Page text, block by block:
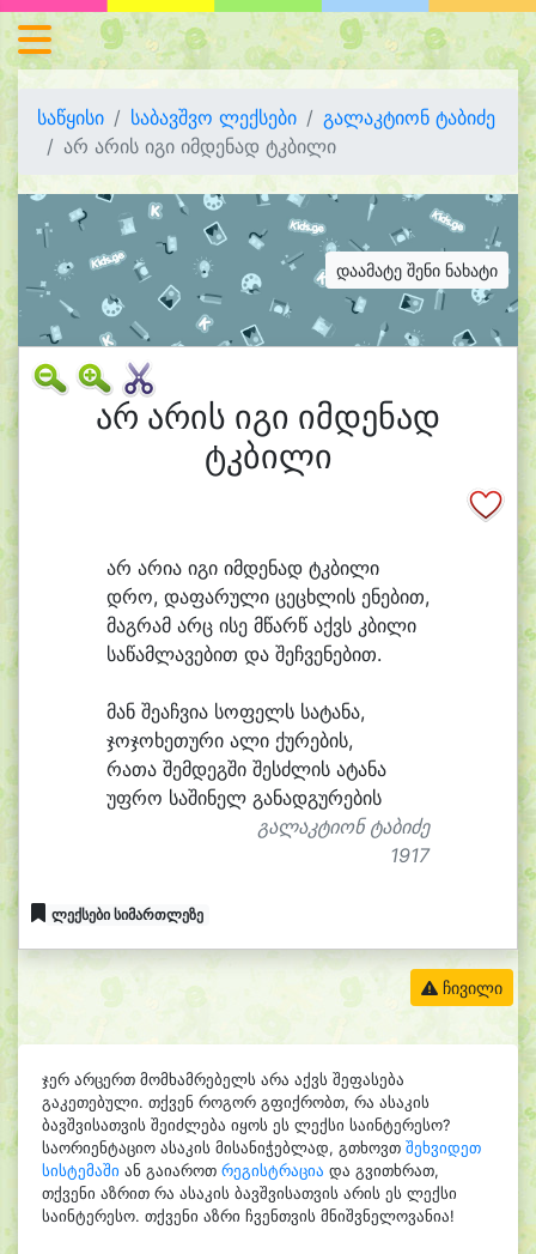
საწყისი საბავშვო ლექსები
გალაკტიონ ტაბიძე
არ არის იგი იმდენად ტკბილი
დაამატე შენი ნახატი
არ არის იგი იმდენად
ტკბილი
არ არია იგი იმდენად ტკბილი
დრო, დაფარული ცეცხლის ენებით,
მაგრამ არც ისე მწარწ აქვს კბილი
საწამლავებით და შეჩვენებით.
მან შეაჩვია სოფელს სატანა,
ჯოჯოხეთური ალი ქურების,
რათა შემდეგში შესძლის ატანა
უფრო საშინელ განადგურების
გალაკტიონ ტაბიძე
1917
ლექსები სიმართლეზე
ჩივილი
ჯერ არცერთ მომხამრებელს არა აქვს შეფასება
გაკეთებული. თქვენ როგორ გფიქრობთ, რა ასაკის
ბავშვისათვის შეიძლება იყოს ეს ლექსი საინტერესო?
საორიენტაციო ასაკის მისანიჭებლად, გთხოვთ შეხვიდეთ
სისტემაში ან გაიაროთ რეგისტრაცია და გვითხრათ,
თქვენი აზრით რა ასაკის ბავშვისათვის არის ეს ლექსი
საინტერესო. თქვენი აზრი ჩვენთვის მნიშვნელოვანია!